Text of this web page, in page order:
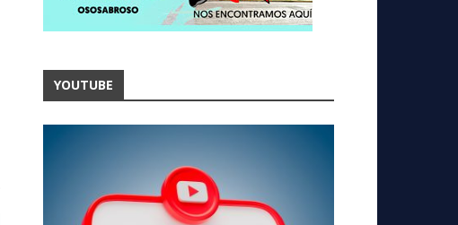
YOUTUBE